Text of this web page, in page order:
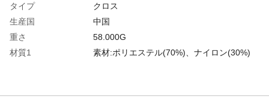
タイプ
クロス
生産国
中国
重さ
58.000G
材質1
素材:ポリエステル(70%)、ナイロン(30%)